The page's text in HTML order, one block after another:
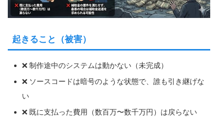
起きること（被害）
❌ 制作途中のシステムは動かない（未完成）
❌ ソースコードは暗号のような状態で、誰も引き継げな
い
❌ 既に支払った費用（数百万〜数千万円）は戻らない